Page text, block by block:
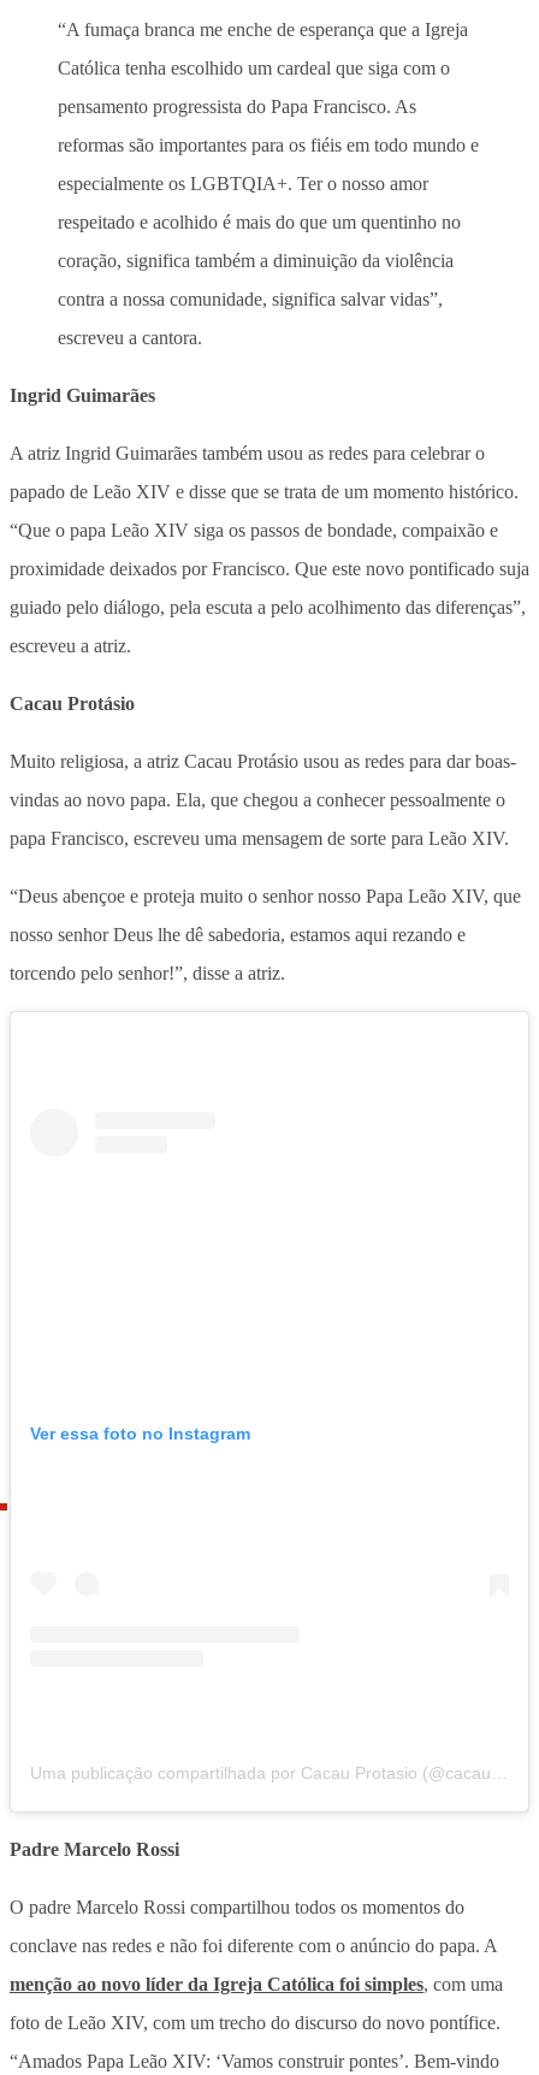
“A fumaça branca me enche de esperança que a Igreja
Católica tenha escolhido um cardeal que siga com o
pensamento progressista do Papa Francisco. As
reformas são importantes para os fiéis em todo mundo e
especialmente os LGBTQIA+. Ter o nosso amor
respeitado e acolhido é mais do que um quentinho no
coração, significa também a diminuição da violência
contra a nossa comunidade, significa salvar vidas”,
escreveu a cantora.
Ingrid Guimarães
A atriz Ingrid Guimarães também usou as redes para celebrar o
papado de Leão XIV e disse que se trata de um momento histórico.
“Que o papa Leão XIV siga os passos de bondade, compaixão e
proximidade deixados por Francisco. Que este novo pontificado suja
guiado pelo diálogo, pela escuta a pelo acolhimento das diferenças”,
escreveu a atriz.
Cacau Protásio
Muito religiosa, a atriz Cacau Protásio usou as redes para dar boas-
vindas ao novo papa. Ela, que chegou a conhecer pessoalmente o
papa Francisco, escreveu uma mensagem de sorte para Leão XIV.
“Deus abençoe e proteja muito o senhor nosso Papa Leão XIV, que
nosso senhor Deus lhe dê sabedoria, estamos aqui rezando e
torcendo pelo senhor!”, disse a atriz.
Ver essa foto no Instagram
Padre Marcelo Rossi
O padre Marcelo Rossi compartilhou todos os momentos do
conclave nas redes e não foi diferente com o anúncio do papa. A
menção ao novo líder da Igreja Católica foi simples, com uma
foto de Leão XIV, com um trecho do discurso do novo pontífice.
“Amados Papa Leão XIV: ‘Vamos construir pontes’. Bem-vindo